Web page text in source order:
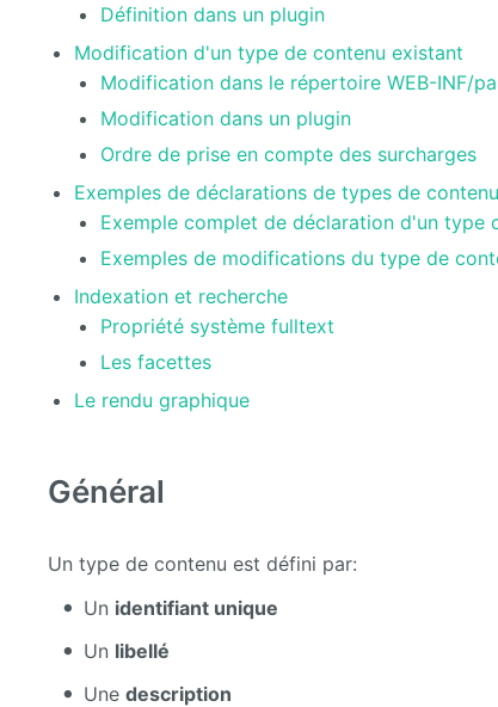
Définition dans un plugin
Modification d'un type de contenu existant
Modification dans le répertoire WEB-INF/
Modification dans un plugin
Ordre de prise en compte des surcharges
Exemples de déclarations de types de
Exemple complet de déclaration d'un type
Exemples de modifications du type de
Indexation et recherche
Propriété système fulltext
Les facettes
Le rendu graphique
Général
Un type de contenu est défini par:
Un identifiant unique
Un libellé
Une description